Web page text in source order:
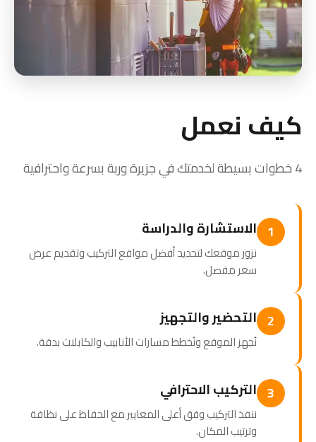
كيف نعمل
4 خطوات بسيطة لخدمتك في جزيرة وربة بسرعة واحترافية
1 الاستشارة والدراسة
نزور موقعك لتحديد أفضل مواقع التركيب وتقديم عرض
سعر مفصل.
2 التحضير والتجهيز
نُجهز الموقع ونُخطط مسارات الأنابيب والكابلات بدقة.
3 التركيب الاحترافي
ننفذ التركيب وفق أعلى المعايير مع الحفاظ على نظافة
وترتيب المكان.